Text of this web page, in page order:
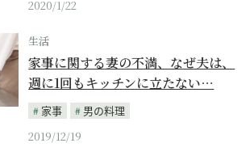
2020/1/22
生活
家事に関する妻の不満、なぜ夫は、
週に1回もキッチンに立たない…
家事
男の料理
2019/12/19